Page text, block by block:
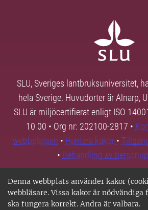
Denna webbplats använder kakor
webbläsare. Vissa kakor är
ska fungera korrekt. Andra är valbara.
SLU, Sveriges lantbruksuniversitet,
hela Sverige. Huvudorter är Alnarp,
SLU är miljöcertifierat enligt ISO
10 00 • Org nr: 202100-2817 •
webbplatsen • Hantera kakor •
• Behandling av